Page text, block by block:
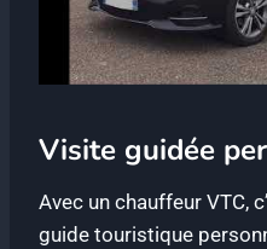
Visite guidée
Avec un chauffeur VTC,
guide touristique